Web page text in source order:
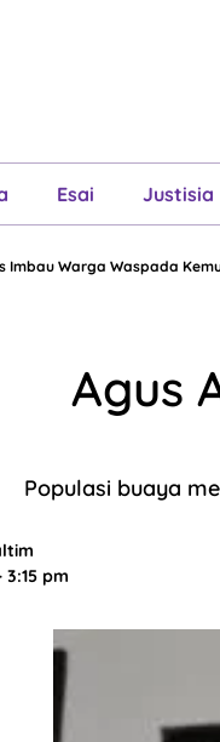
Esai Justisia
Imbau Warga Waspada
Agus
Populasi buaya
3:15 pm